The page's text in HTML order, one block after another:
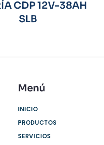
CDP 12V-38AH
SLB
Menú
INICIO
PRODUCTOS
SERVICIOS